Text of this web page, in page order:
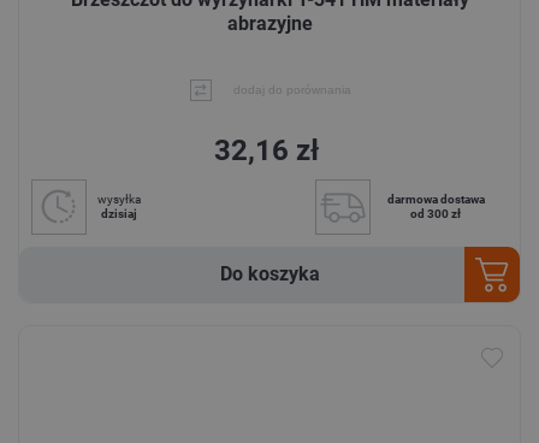
abrazyjne
dodaj do porównania
32,16 zł
wysyłka
dzisiaj
darmowa dostawa
od 300 zł
Do koszyka